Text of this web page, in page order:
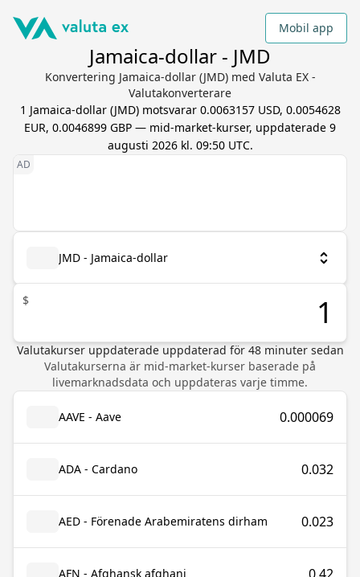
Mobil app
Jamaica-dollar - JMD
Konvertering Jamaica-dollar (JMD) med Valuta EX -
Valutakonverterare
1 Jamaica-dollar(JMD) motsvarar 0.0063157 USD, 0.0054628
EUR, 0.0046899 GBP — mid-market-kurser, uppdaterade 9
augusti 2026 kl. 09:50 UTC.
JMD - Jamaica-dollar
$
Valutakurser uppdaterade uppdaterad för 48minuter sedan
Valutakurserna är mid-market-kurser baserade på
livemarknadsdata och uppdateras varje timme.
AAVE - Aave 0.000069
ADA - Cardano 0.032
AED - Förenade Arabemiratens dirham 0.023
AFN - Afghansk afghani